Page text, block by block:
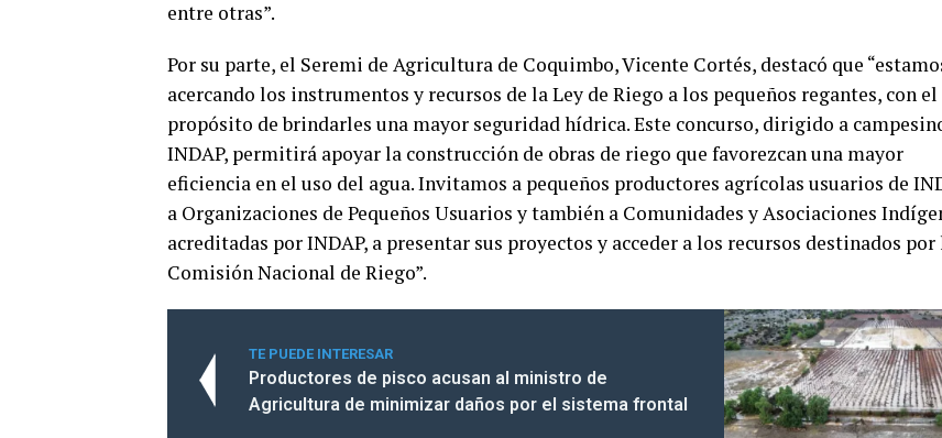
entre otras”.
Por su parte, el Seremi de Agricultura de Coquimbo, Vicente Cortés, destacó que
acercando los instrumentos y recursos de la Ley de Riego a los pequeños regantes, con el
propósito de brindarles una mayor seguridad hídrica. Este concurso, dirigido a
INDAP, permitirá apoyar la construcción de obras de riego que favorezcan una mayor
eficiencia en el uso del agua. Invitamos a pequeños productores agrícolas usuarios de
a Organizaciones de Pequeños Usuarios y también a Comunidades y Asociaciones
acreditadas por INDAP, a presentar sus proyectos y acceder a los recursos destinados por
Comisión Nacional de Riego”.
TE PUEDE INTERESAR
Productores de pisco acusan al ministro de
Agricultura de minimizar daños por el sistema frontal